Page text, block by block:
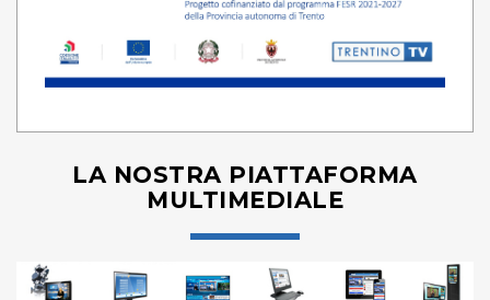
LA NOSTRA PIATTAFORMA
MULTIMEDIALE